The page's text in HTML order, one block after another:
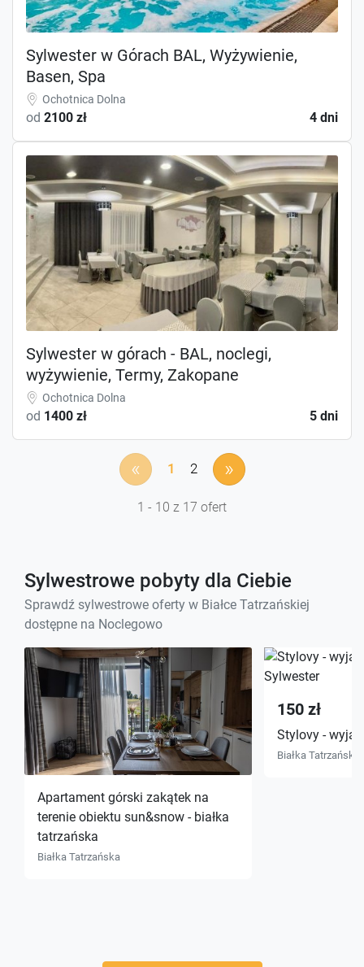
Sylwester w Górach BAL, Wyżywienie,
Basen, Spa
Ochotnica Dolna
od 2100 zł 4 dni
Sylwester w górach - BAL, noclegi,
wyżywienie, Termy, Zakopane
Ochotnica Dolna
od 1400 zł 5 dni
« 1 2 »
1 - 10 z 17 ofert
Sylwestrowe pobyty dla Ciebie
Sprawdź sylwestrowe oferty w Białce Tatrzańskiej
dostępne na Noclegowo
Apartament górski zakątek na
terenie obiektu sun&snow - białka
tatrzańska
Białka Tatrzańska
150 zł
Stylovy -
Białka Tatrzańska